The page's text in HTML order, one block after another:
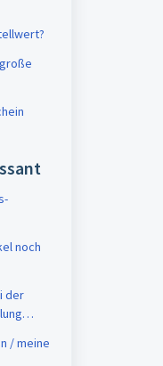
noch
der
/ meine